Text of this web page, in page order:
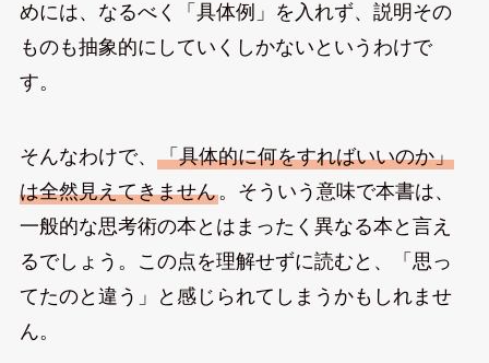
めには、なるべく「具体例」を入れず、説明その
ものも抽象的にしていくしかないというわけで
す。
そんなわけで、 「具体的に何をすればいいのか」
は全然見えてきません。そういう意味で本書は、
一般的な思考術の本とはまったく異なる本と言え
るでしょう。この点を理解せずに読むと、「思っ
てたのと違う」と感じられてしまうかもしれませ
ん。